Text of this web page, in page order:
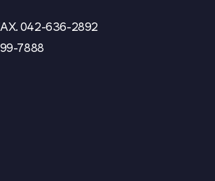
042-636-2892
7888